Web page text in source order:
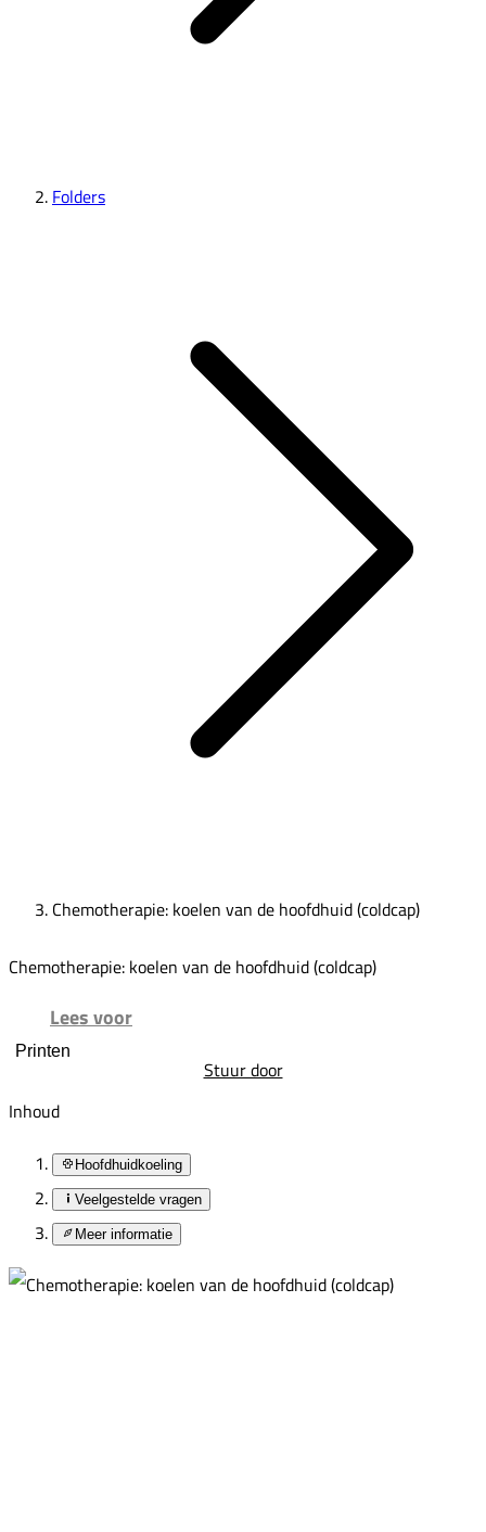
Folders
Chemotherapie: koelen van de hoofdhuid (coldcap)
Chemotherapie: koelen van de hoofdhuid (coldcap)
Lees voor
Printen
Stuur door
Inhoud
Hoofdhuidkoeling
Veelgestelde vragen
Meer informatie